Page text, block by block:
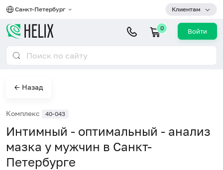
Санкт-Петербург Клиентам
0 Войти
← Назад
Комплекс 40-043
Интимный - оптимальный - анализ
мазка у мужчин в Санкт-
Петербурге